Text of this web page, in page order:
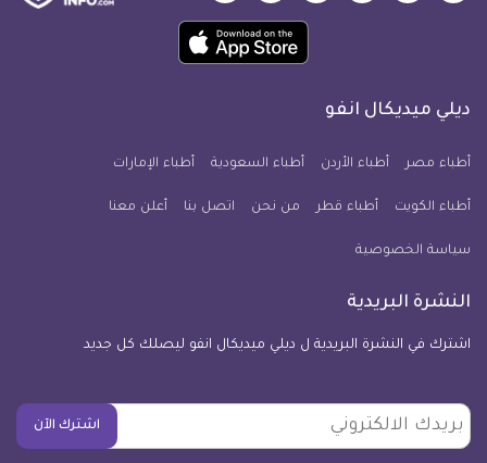
فيسبوكتويتر
ميديكال
يوتيوب
ميديكال
انفو
ميديكال
انفو
ميديكال
انفو
حمل
تطبيق
معلومة
للآيفون
ديلي ميديكال انفو
أطباء مصر أطباء الأردن أطباء السعودية أطباء الإمارات
أطباء الكويت أطباء قطر من نحن اتصل بنا أعلن معنا
سياسة الخصوصية
النشرة البريدية
اشترك في النشرة البريدية ل ديلي ميديكال انفو ليصلك كل جديد
بريدك
الالكتروني
اشترك الآن